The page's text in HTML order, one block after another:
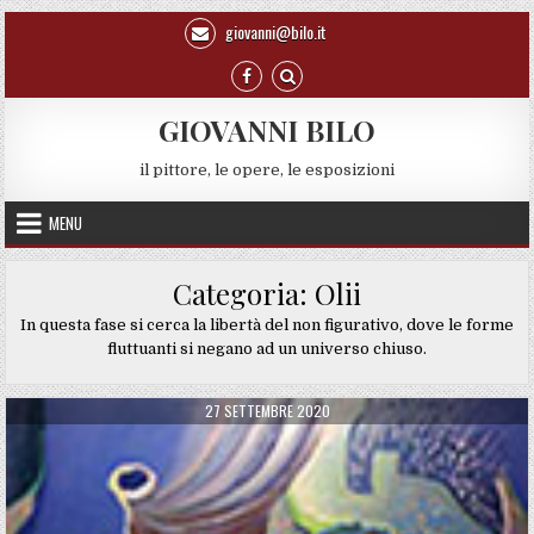
Skip to content giovanni@bilo.it
GIOVANNI BILO
il pittore, le opere, le esposizioni
MENU
Categoria: Olii
In questa fase si cerca la libertà del non figurativo, dove le forme
fluttuanti si negano ad un universo chiuso.
PUBLISHED DATE:
27 SETTEMBRE 2020